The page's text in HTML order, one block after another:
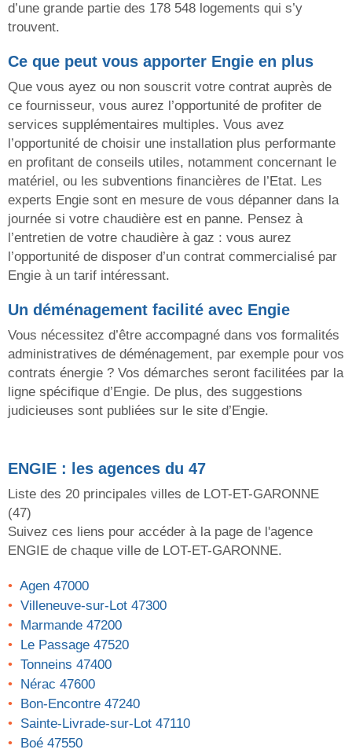
d’une grande partie des 178 548 logements qui s’y
trouvent.
Ce que peut vous apporter Engie en plus
Que vous ayez ou non souscrit votre contrat auprès de
ce fournisseur, vous aurez l’opportunité de profiter de
services supplémentaires multiples. Vous avez
l’opportunité de choisir une installation plus performante
en profitant de conseils utiles, notamment concernant le
matériel, ou les subventions financières de l’Etat. Les
experts Engie sont en mesure de vous dépanner dans la
journée si votre chaudière est en panne. Pensez à
l’entretien de votre chaudière à gaz : vous aurez
l’opportunité de disposer d’un contrat commercialisé par
Engie à un tarif intéressant.
Un déménagement facilité avec Engie
Vous nécessitez d’être accompagné dans vos formalités
administratives de déménagement, par exemple pour vos
contrats énergie ? Vos démarches seront facilitées par la
ligne spécifique d’Engie. De plus, des suggestions
judicieuses sont publiées sur le site d’Engie.
ENGIE : les agences du 47
Liste des 20 principales villes de LOT-ET-GARONNE
(47)
Suivez ces liens pour accéder à la page de l'agence
ENGIE de chaque ville de LOT-ET-GARONNE.
Agen 47000
Villeneuve-sur-Lot 47300
Marmande 47200
Le Passage 47520
Tonneins 47400
Nérac 47600
Bon-Encontre 47240
Sainte-Livrade-sur-Lot 47110
Boé 47550